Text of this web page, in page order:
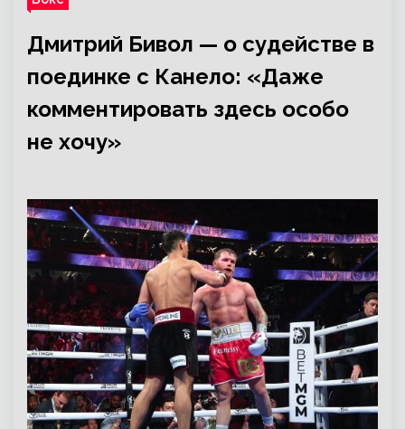
Дмитрий Бивол — о судействе в
поединке с Канело: «Даже
комментировать здесь особо
не хочу»